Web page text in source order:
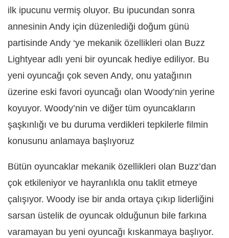
ilk ipucunu vermiş oluyor. Bu ipucundan sonra
annesinin Andy için düzenlediği doğum günü
partisinde Andy ‘ye mekanik özellikleri olan Buzz
Lightyear adlı yeni bir oyuncak hediye ediliyor. Bu
yeni oyuncağı çok seven Andy, onu yatağının
üzerine eski favori oyuncağı olan Woody’nin yerine
koyuyor. Woody’nin ve diğer tüm oyuncakların
şaşkınlığı ve bu duruma verdikleri tepkilerle filmin
konusunu anlamaya başlıyoruz
Bütün oyuncaklar mekanik özellikleri olan Buzz’dan
çok etkileniyor ve hayranlıkla onu taklit etmeye
çalışıyor. Woody ise bir anda ortaya çıkıp liderliğini
sarsan üstelik de oyuncak olduğunun bile farkına
varamayan bu yeni oyuncağı kıskanmaya başlıyor.